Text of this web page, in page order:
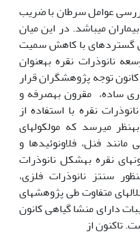
عوامل سرطان با ضریب
می‏باشد. در این میان
گسترده‏ای با کاهش سمیت
از خود نشان داده‏اند (12و13). توسعه نانوذرات نقره به‫عنوان
توجه پژوهشگران قرار
است. در سال‏های اخیر راه‫کاری ساده، مقرون به‏صرفه و
نقره با استفاده از
عصاره گیاهان مطرح شده است. به‫نظر می‫رسد که مولکول‏های
فنل، فلاونوئیدها و
نقره به‏شکل نانوذرات
(14و 15). به‏منظور سنتز نانوذرات فلزی،
احیاکننده‏های مختلف شیمیایی در حلال‫های متفاوت طی پژوهش‏های
دارای منشا گیاهی کانون
تاکنون از